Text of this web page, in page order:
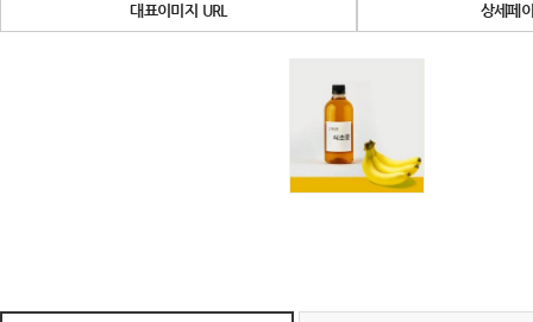
대표이미지 URL 상세페